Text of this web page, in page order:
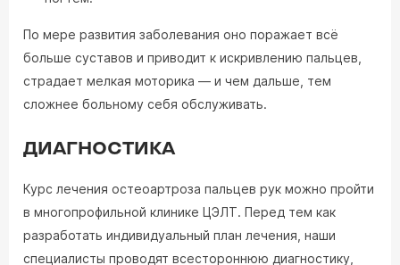
По мере развития заболевания оно поражает всё
больше суставов и приводит к искривлению пальцев,
страдает мелкая моторика — и чем дальше, тем
сложнее больному себя обслуживать.
ДИАГНОСТИКА
Курс лечения остеоартроза пальцев рук можно пройти
в многопрофильной клинике ЦЭЛТ. Перед тем как
разработать индивидуальный план лечения, наши
специалисты проводят всестороннюю диагностику,